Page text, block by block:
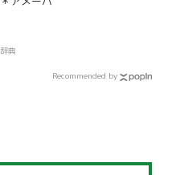
辞典
Recommended by